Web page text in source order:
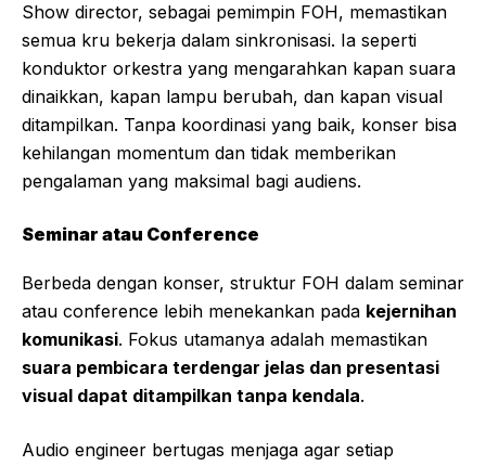
Show director, sebagai pemimpin FOH, memastikan
semua kru bekerja dalam sinkronisasi. Ia seperti
konduktor orkestra yang mengarahkan kapan suara
dinaikkan, kapan lampu berubah, dan kapan visual
ditampilkan. Tanpa koordinasi yang baik, konser bisa
kehilangan momentum dan tidak memberikan
pengalaman yang maksimal bagi audiens.
Seminar atau Conference
Berbeda dengan konser, struktur FOH dalam seminar
atau conference lebih menekankan pada kejernihan
komunikasi. Fokus utamanya adalah memastikan
suara pembicara terdengar jelas dan presentasi
visual dapat ditampilkan tanpa kendala.
Audio engineer bertugas menjaga agar setiap